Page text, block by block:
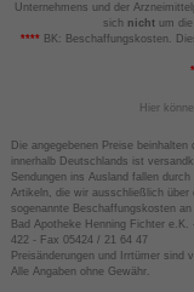
Unternehmens und der
sich nicht um
****BK: Beschaffungskosten.
Hier
Die angegebenen Preise
innerhalb Deutschlands ist
Sendungen ins Ausland fallen
Artikeln, die wir ausschließlich über
sogenannte Beschaffungskosten an
Bad Apotheke Henning Fichter
422 - Fax 05424 / 21 64 47
Preisänderungen und Irrtümer sind
Alle Angaben ohne Gewähr.